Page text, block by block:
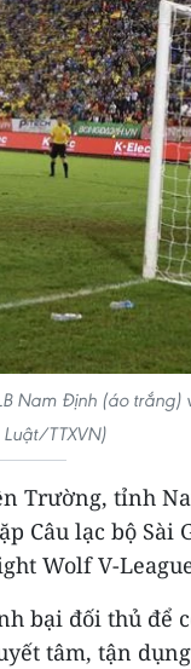
Nam Định (áo trắng)
TTXVN)
Trường, tỉnh
Câu lạc bộ Sài
Wolf V-
bại đối thủ để
tâm, tận